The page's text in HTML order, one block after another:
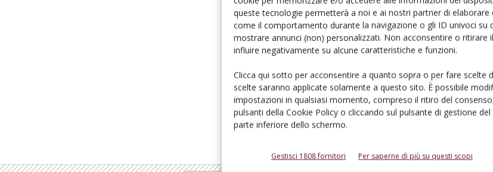
queste tecnologie permetterà a noi e ai nostri partner di elaborare
come il comportamento durante la navigazione o gli ID univoci su
mostrare annunci (non) personalizzati. Non acconsentire o ritirare
influire negativamente su alcune caratteristiche e funzioni.
Clicca qui sotto per acconsentire a quanto sopra o per fare scelte
scelte saranno applicate solamente a questo sito. È possibile
impostazioni in qualsiasi momento, compreso il ritiro del
pulsanti della Cookie Policy o cliccando sul pulsante di gestione
parte inferiore dello schermo.
Gestisci 1808 fornitori Per saperne di più su questi scopi